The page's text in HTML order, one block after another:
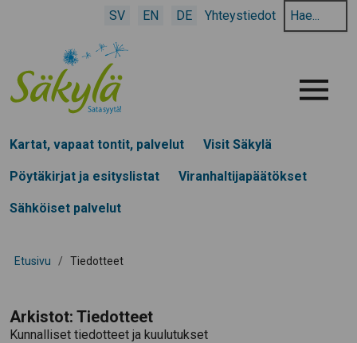
SV EN DE Yhteystiedot
Hae
hakusanalla:
Menu
Kartat, vapaat tontit, palvelut Visit Säkylä
Pöytäkirjat ja esityslistat Viranhaltijapäätökset
Sähköiset palvelut
Etusivu / Tiedotteet
Arkistot: Tiedotteet
Kunnalliset tiedotteet ja kuulutukset